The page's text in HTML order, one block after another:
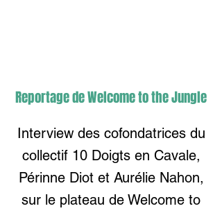
Reportage de Welcome to the Jungle
Interview des cofondatrices du
collectif 10 Doigts en Cavale,
Périnne Diot et Aurélie Nahon,
sur le plateau de Welcome to